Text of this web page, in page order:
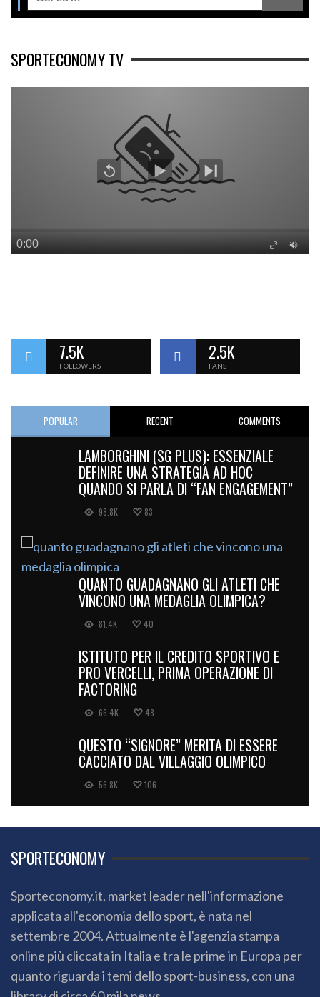
SPORTECONOMY TV
7.5K
FOLLOWERS
2.5K
FANS
POPULAR RECENT COMMENTS
LAMBORGHINI (SG PLUS): ESSENZIALE
DEFINIRE UNA STRATEGIA AD HOC
QUANDO SI PARLA DI “FAN ENGAGEMENT”
98.8K 83
QUANTO GUADAGNANO GLI ATLETI CHE
VINCONO UNA MEDAGLIA OLIMPICA?
81.4K 40
ISTITUTO PER IL CREDITO SPORTIVO E
PRO VERCELLI, PRIMA OPERAZIONE DI
FACTORING
66.4K 48
QUESTO “SIGNORE” MERITA DI ESSERE
CACCIATO DAL VILLAGGIO OLIMPICO
56.8K 106
SPORTECONOMY
Sporteconomy.it, market leader nell'informazione
applicata all'economia dello sport, è nata nel
settembre 2004. Attualmente è l'agenzia stampa
online più cliccata in Italia e tra le prime in Europa per
quanto riguarda i temi dello sport-business, con una